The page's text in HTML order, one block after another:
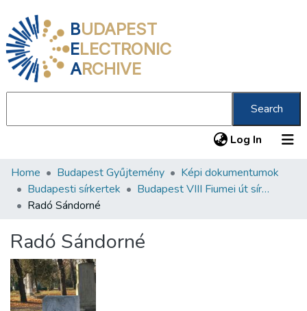
BUDAPEST
ELECTRONIC
ARCHIVE
Search
Log In (current)
Communities & Collections
All of DSpace
About us
Home Budapest Gyűjtemény
Képi dokumentumok
Budapesti sírkertek
Budapest VIII Fiumei út sírkert 1. rész
Radó Sándorné
Radó Sándorné